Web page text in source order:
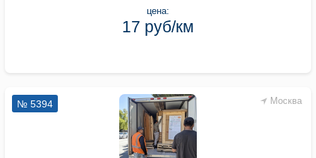
цена:
17 руб/км
Москва
№ 5394